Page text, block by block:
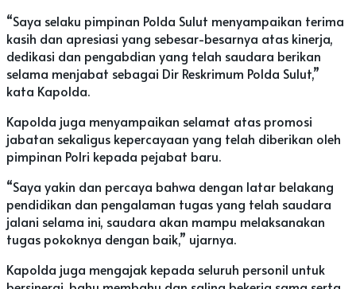
“Saya selaku pimpinan Polda Sulut menyampaikan terima
kasih dan apresiasi yang sebesar-besarnya atas kinerja,
dedikasi dan pengabdian yang telah saudara berikan
selama menjabat sebagai Dir Reskrimum Polda Sulut,”
kata Kapolda.
Kapolda juga menyampaikan selamat atas promosi
jabatan sekaligus kepercayaan yang telah diberikan oleh
pimpinan Polri kepada pejabat baru.
“Saya yakin dan percaya bahwa dengan latar belakang
pendidikan dan pengalaman tugas yang telah saudara
jalani selama ini, saudara akan mampu melaksanakan
tugas pokoknya dengan baik,” ujarnya.
Kapolda juga mengajak kepada seluruh personil untuk